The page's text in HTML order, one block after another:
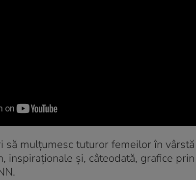
să mulțumesc tuturor femeilor în
inspiraționale și, câteodată, grafice